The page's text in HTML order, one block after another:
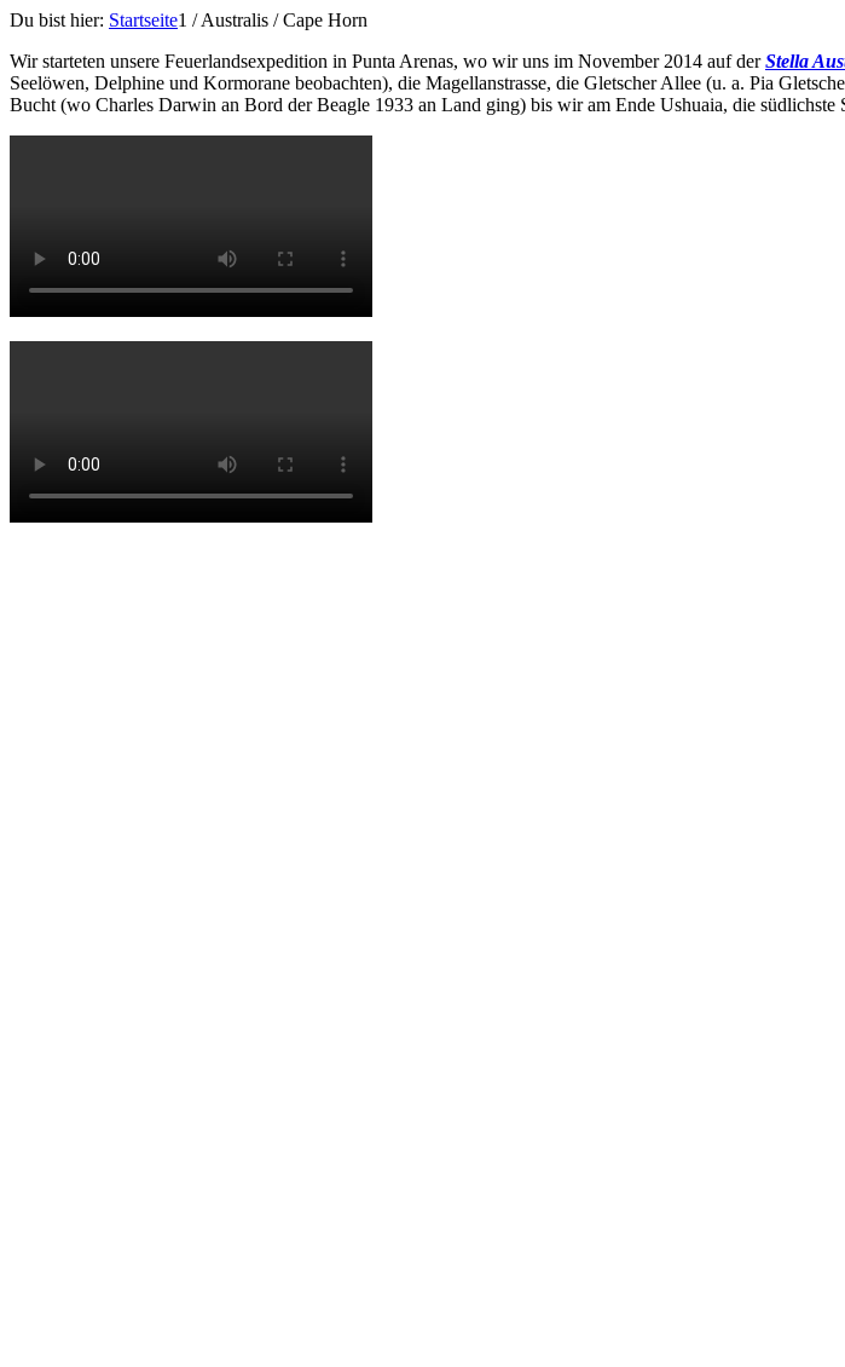
Du bist hier: Startseite1 / Australis / Cape Horn
Wir starteten unsere Feuerlandsexpedition in Punta Arenas, wo wir uns im November 2014 auf derStella
Seelöwen, Delphine und Kormorane beobachten), die Magellanstrasse, die Gletscher Allee (u. a. Pia
Bucht (wo Charles Darwin an Bord der Beagle 1933 an Land ging) bis wir am Ende Ushuaia, die südlichste